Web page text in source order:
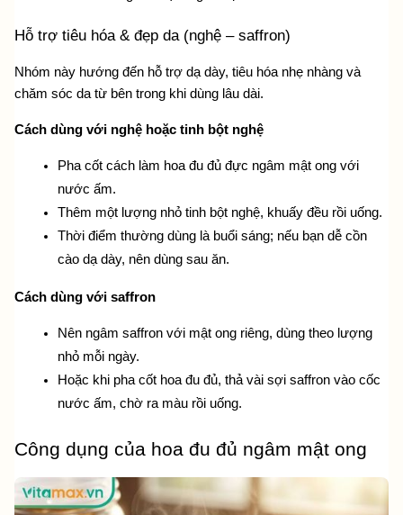
Hỗ trợ tiêu hóa & đẹp da (nghệ – saffron)
Nhóm này hướng đến hỗ trợ dạ dày, tiêu hóa nhẹ nhàng và
chăm sóc da từ bên trong khi dùng lâu dài.
Cách dùng với nghệ hoặc tinh bột nghệ
Pha cốt cách làm hoa đu đủ đực ngâm mật ong với
nước ấm.
Thêm một lượng nhỏ tinh bột nghệ, khuấy đều rồi uống.
Thời điểm thường dùng là buổi sáng; nếu bạn dễ cồn
cào dạ dày, nên dùng sau ăn.
Cách dùng với saffron
Nên ngâm saffron với mật ong riêng, dùng theo lượng
nhỏ mỗi ngày.
Hoặc khi pha cốt hoa đu đủ, thả vài sợi saffron vào cốc
nước ấm, chờ ra màu rồi uống.
Công dụng của hoa đu đủ ngâm mật ong